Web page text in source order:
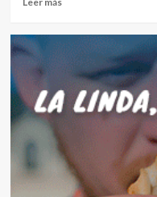
Salta
será
sede
del
ajedrez
sudamericano
el
Cuarto
Circuito